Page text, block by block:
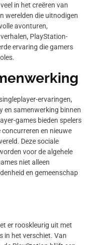
in het creëren van
werelden die uitnodigen
avonturen,
PlayStation-
ervaring die gamers
ervaringen,
en samenwerking binnen
games bieden spelers
en nieuwe
Deze sociale
voor de algehele
niet alleen
en gemeenschap
er rooskleurig uit met
in het verschiet. Van